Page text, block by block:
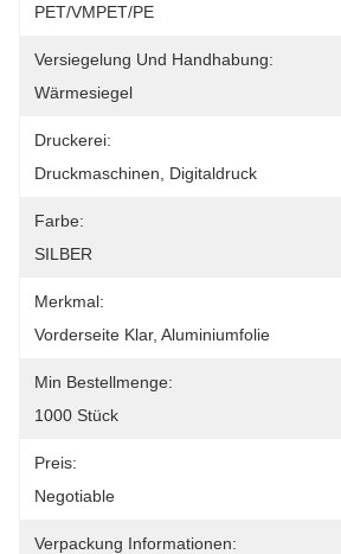
PET/VMPET/PE
Versiegelung Und Handhabung:
Wärmesiegel
Druckerei:
Druckmaschinen, Digitaldruck
Farbe:
SILBER
Merkmal:
Vorderseite Klar, Aluminiumfolie
Min Bestellmenge:
1000 Stück
Preis:
Negotiable
Verpackung Informationen: